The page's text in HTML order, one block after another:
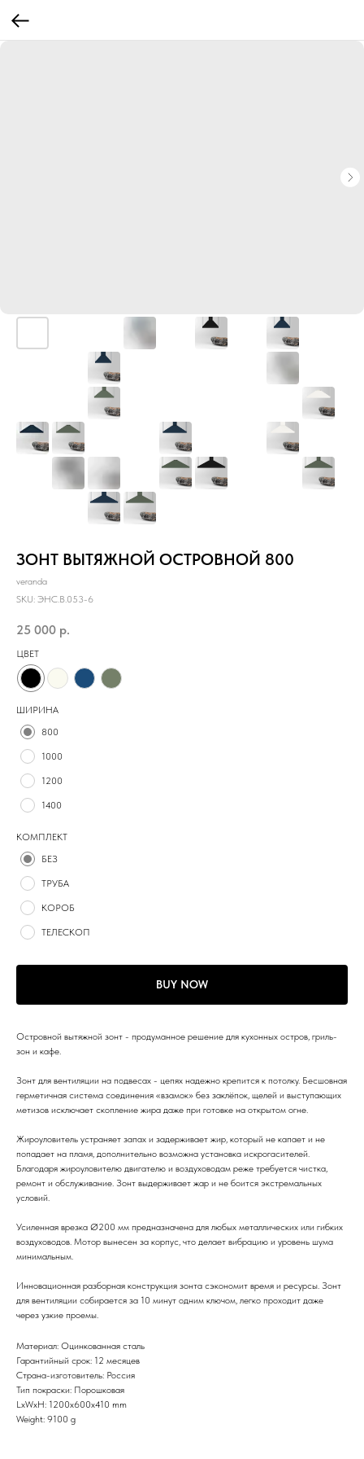
ЗОНТ ВЫТЯЖНОЙ ОСТРОВНОЙ 800
veranda
SKU: ЭНС.B.053-6
25 000 р.
ЦВЕТ
ШИРИНА
800
1000
1200
1400
КОМПЛЕКТ
БЕЗ
ТРУБА
КОРОБ
ТЕЛЕСКОП
BUY NOW
Островной вытяжной зонт - продуманное решение для кухонных остров, гриль-
зон и кафе.
Зонт для вентиляции на подвесах - цепях надежно крепится к потолку. Бесшовная
герметичная система соединения «взамок» без заклёпок, щелей и выступающих
метизов исключает скопление жира даже при готовке на открытом огне.
Жироуловитель устраняет запах и задерживает жир, который не капает и не
попадает на пламя, дополнительно возможна установка искрогасителей.
Благодаря жироуловителю двигателю и воздуховодам реже требуется чистка,
ремонт и обслуживание. Зонт выдерживает жар и не боится экстремальных
условий.
Усиленная врезка Ø200 мм предназначена для любых металлических или гибких
воздуховодов. Мотор вынесен за корпус, что делает вибрацию и уровень шума
минимальным.
Инновационная разборная конструкция зонта сэкономит время и ресурсы. Зонт
для вентиляции собирается за 10 минут одним ключом, легко проходит даже
через узкие проемы.
Материал: Оцинкованная сталь
Гарантийный срок: 12 месяцев
Страна-изготовитель: Россия
Тип покраски: Порошковая
LxWxH: 1200x600x410 mm
Weight: 9100 g